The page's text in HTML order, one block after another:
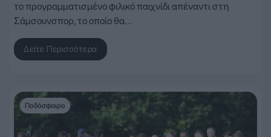
το προγραμματισμένο φιλικό παιχνίδι απέναντι στη
Σάμσουνσπορ, το οποίο θα…
Δείτε Περισσότερα
Ποδόσφαιρο